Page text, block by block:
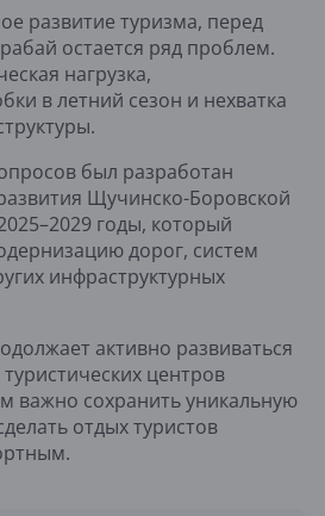
развитие туризма, перед
остается ряд проблем.
нагрузка,
в летний сезон и нехватка
был разработан
Щучинско-Боровской
годы, который
дорог, систем
инфраструктурных
активно развиваться
центров
важно сохранить уникальную
отдых туристов